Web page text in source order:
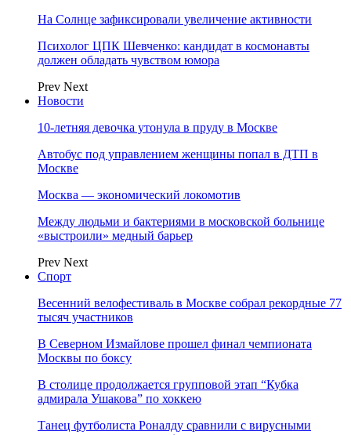
На Солнце зафиксировали увеличение активности
Психолог ЦПК Шевченко: кандидат в космонавты
должен обладать чувством юмора
Prev Next
Новости
10-летняя девочка утонула в пруду в Москве
Автобус под управлением женщины попал в ДТП в
Москве
Москва — экономический локомотив
Между людьми и бактериями в московской больнице
«выстроили» медный барьер
Prev Next
Спорт
Весенний велофестиваль в Москве собрал рекордные 77
тысяч участников
В Северном Измайлове прошел финал чемпионата
Москвы по боксу
В столице продолжается групповой этап “Кубка
адмирала Ушакова” по хоккею
Танец футболиста Роналду сравнили с вирусными